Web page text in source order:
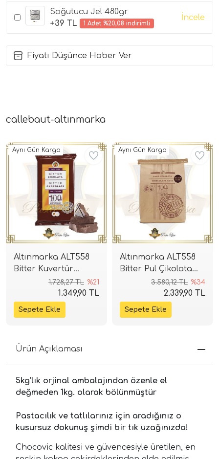
Soğutucu Jel 480gr
+39 TL
1 Adet %20,08 indirimli
İncele
Fiyatı Düşünce Haber Ver
callebaut-altınmarka
Altınmarka ALT558
Bitter Kuvertür
Çikolata 2,5kg (%55)
1.728,27 TL %21
1.349,90 TL
Aynı Gün Kargo
Altınmarka ALT558
Bitter Pul Çikolata
5kg (%55)3.580,12 TL %34
2.339,90 TL
Aynı Gün Kargo
Ürün Açıklaması
5kg'lık orjinal ambalajından özenle el
değmeden 1kg. olarak bölünmüştür
Pastacılık ve tatlılarınız için aradığınız o
kusursuz dokunuş şimdi bir tık uzağınızda!
Chocovic kalitesi ve güvencesiyle üretilen, en